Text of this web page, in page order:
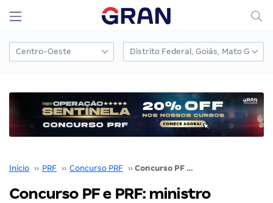
Início ›› PRF ›› Concurso PRF ›› Concurso PF e PRF: ministro explica PEC da Segurança Pública!
Concurso PF e PRF: ministro